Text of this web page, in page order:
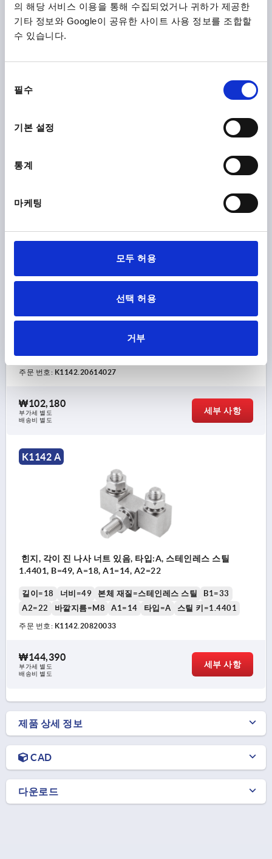
의 해당 서비스 이용을 통해 수집되었거나 귀하가 제공한
기타 정보와 Google이 공유한 사이트 사용 정보를 조합할
수 있습니다.
필수
기본 설정
통계
마케팅
모두 허용
선택 허용
거부
1.4305, B=49, A=18, A1=14, A2=22
길이=18
B1=33
스틸 키=1.4305
배송비 별도
세부 사항
K1142 A
힌지, 각이 진 나사 너트 있음, 타입:A, 스테인레스 스틸
1.4401, B=39, A=13, A1=10, A2=14
본체 재질=스테인레스 스틸
A2=14
바깥지름=M6 A1=10 타입=A 스틸 키=1.4401
주문 번호: K1142.20614027
₩102,180
부가세 별도
배송비 별도
세부 사항
K1142 A
힌지, 각이 진 나사 너트 있음, 타입:A, 스테인레스 스틸
1.4401, B=49, A=18, A1=14, A2=22
길이=18 너비=49 본체 재질=스테인레스 스틸
B1=33
A2=22
바깥지름=M8 A1=14 타입=A 스틸 키=1.4401
주문 번호: K1142.20820033
₩144,390
부가세 별도
배송비 별도
세부 사항
제품 상세 정보
CAD
다운로드